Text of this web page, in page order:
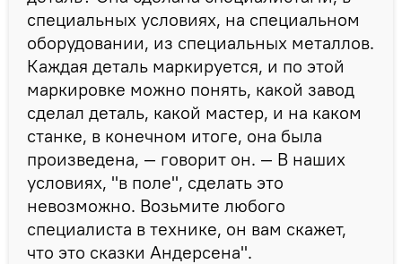
специальных условиях, на специальном
оборудовании, из специальных металлов.
Каждая деталь маркируется, и по этой
маркировке можно понять, какой завод
сделал деталь, какой мастер, и на каком
станке, в конечном итоге, она была
произведена, — говорит он. — В наших
условиях, "в поле", сделать это
невозможно. Возьмите любого
специалиста в технике, он вам скажет,
что это сказки Андерсена".